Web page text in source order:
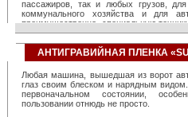
пассажиров, так и любых грузов, для
коммунального хозяйства и для
преимущественно, специальную
систем, созданных фирмой,
эффективность работы любой
примерно, на 40 процентов. Достаточно
диспетчер с их помощью
контролировать около тысячи
снижается количество нарушений
повышается общая дисциплина
Компанией создано сразу несколько
«облачную» технологию,
АНТИГРАВИЙНАЯ ПЛЕНКА
Любая машина, вышедшая из ворот
глаз своим блеском и нарядным
первоначальном состоянии,
пользовании отнюдь не просто.